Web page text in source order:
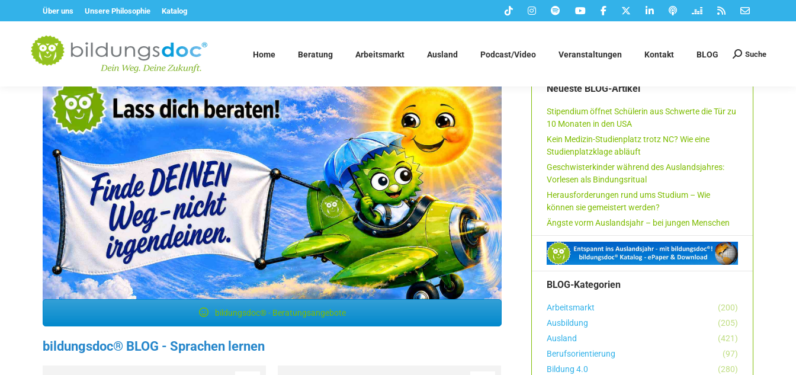
Über uns Unsere Philosophie Katalog
Home Beratung Arbeitsmarkt Ausland Podcast/Video Veranstaltungen Kontakt BLOG Suchen:
Suche
bildungsdoc® - Beratungsangebote
bildungsdoc® BLOG - Sprachen lernen
Neueste BLOG-Artikel
Stipendium öffnet Schülerin aus Schwerte die Tür zu
10 Monaten in den USA
Kein Medizin-Studienplatz trotz NC? Wie eine
Studienplatzklage abläuft
Geschwisterkinder während des Auslandsjahres:
Vorlesen als Bindungsritual
Herausforderungen rund ums Studium – Wie
können sie gemeistert werden?
Ängste vorm Auslandsjahr – bei jungen Menschen
BLOG-Kategorien
Arbeitsmarkt
(200)
Ausbildung
(205)
Ausland
(421)
Berufsorientierung
(97)
Bildung 4.0
(280)